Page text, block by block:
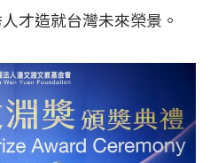
才造就台灣未來榮景。